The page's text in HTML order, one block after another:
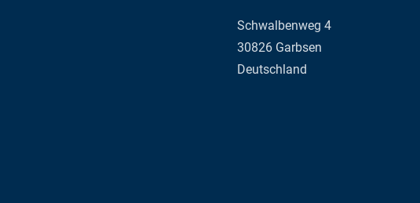
Schwalbenweg 4
30826 Garbsen
Deutschland